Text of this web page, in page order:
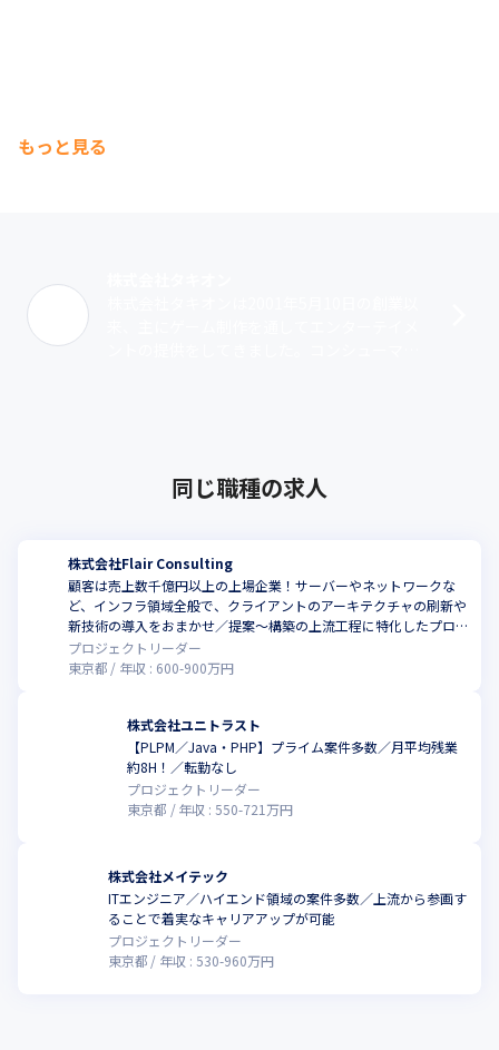
もっと見る
同じ職種の求人
株式会社Flair Consulting
顧客は売上数千億円以上の上場企業！サーバーやネットワークな
ど、インフラ領域全般で、クライアントのアーキテクチャの刷新や
新技術の導入をおまかせ／提案～構築の上流工程に特化したプロ
ジェクトでスキルアップを実現
プロジェクトリーダー
東京都
年収 : 600-900万円
株式会社ユニトラスト
【PLPM／Java・PHP】プライム案件多数／月平均残業
約8H！／転勤なし
プロジェクトリーダー
東京都
年収 :550-721 万円
株式会社メイテック
ITエンジニア／ハイエンド領域の案件多数／上流から参画す
ることで着実なキャリアアップが可能
プロジェクトリーダー
東京都
年収 : 530-960万円